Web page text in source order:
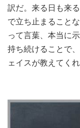
訳だ。来る日も来
で立ち止まること
って言葉、本当に
持ち続けることで
ェイスが教えてくれ